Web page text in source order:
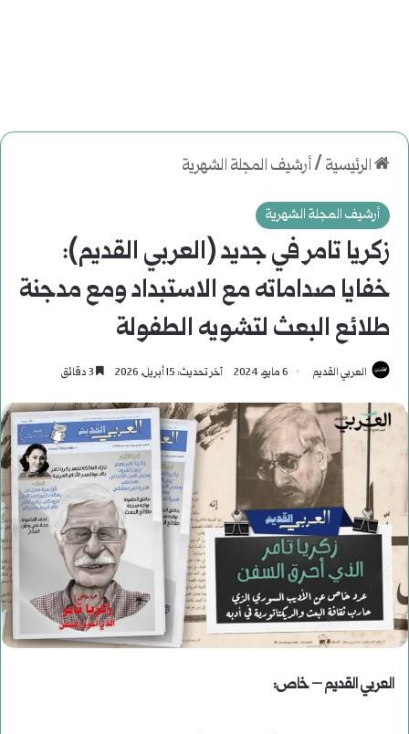
الرئيسية /أرشيف المجلة الشهرية
أرشيف المجلة الشهرية
زكريا تامر في جديد (العربي القديم):
خفايا صداماته مع الاستبداد ومع مدجنة
طلائع البعث لتشويه الطفولة
العربي القديم 6 مايو، 2024 آخر تحديث: 15 أبريل، 2026
العربي القديم – خاص: